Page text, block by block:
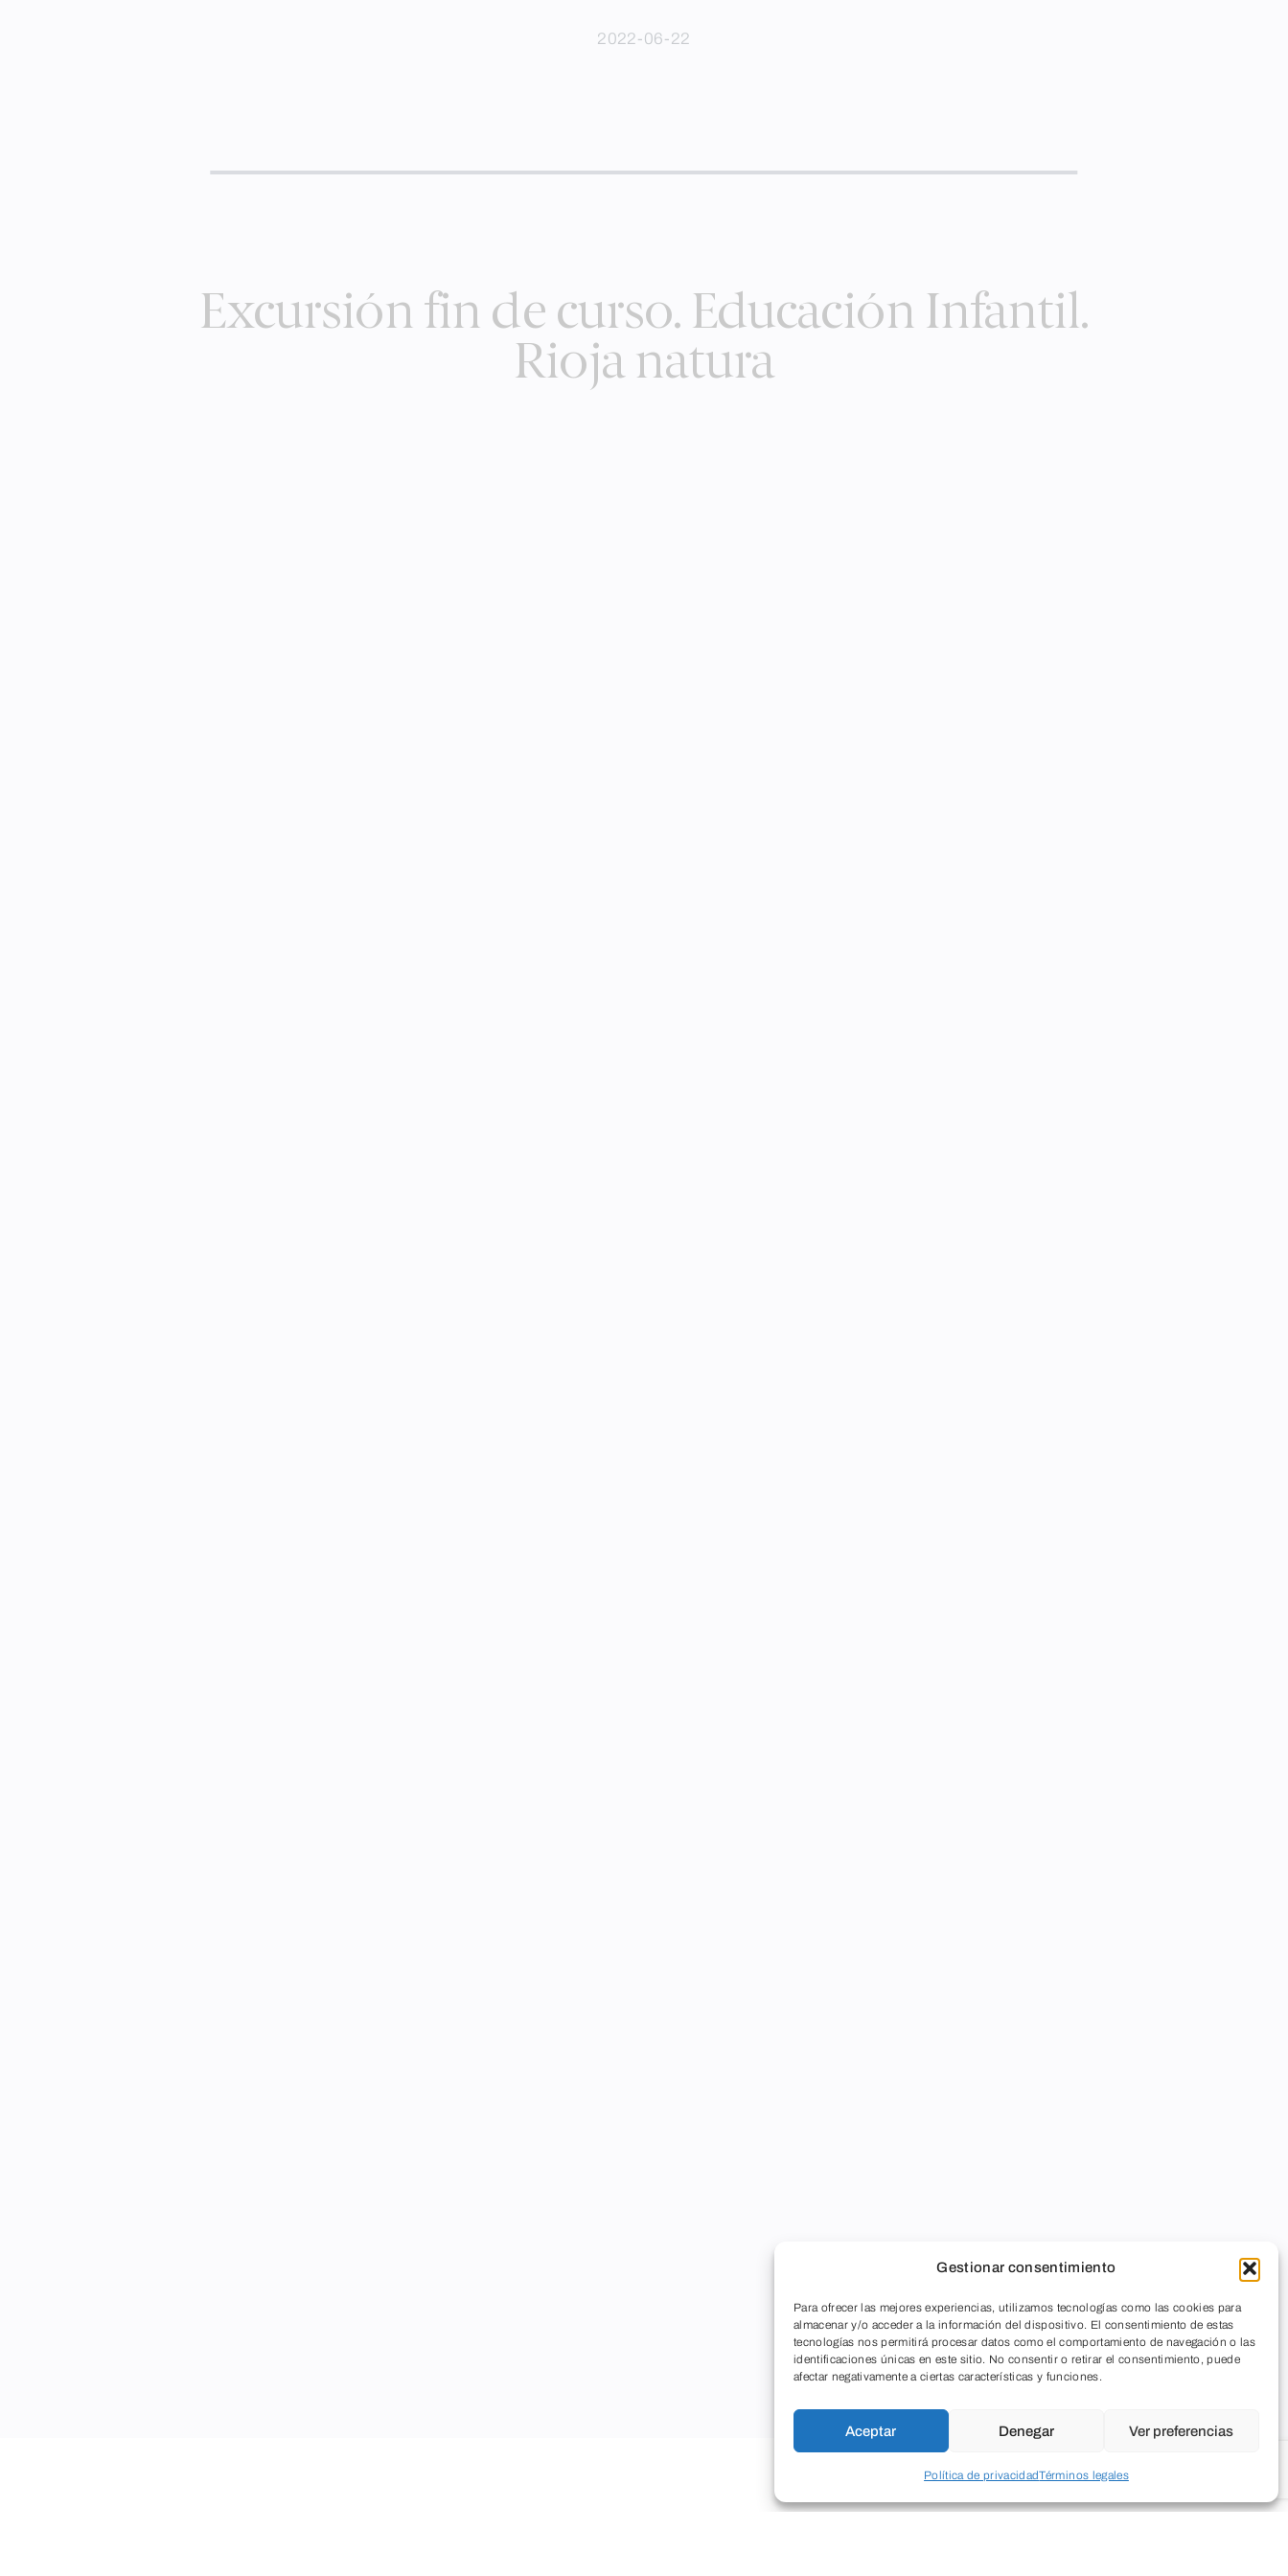
Gestionar consentimiento
Para ofrecer las mejores experiencias, utilizamos tecnologías como las cookies para
almacenar y/o acceder a la información del dispositivo. El consentimiento de estas
tecnologías nos permitirá procesar datos como el comportamiento de navegación o las
identificaciones únicas en este sitio. No consentir o retirar el consentimiento, puede
afectar negativamente a ciertas características y funciones.
Aceptar Denegar Ver preferencias
Política de privacidadTérminos legales
2022-06-22
Excursión fin de curso. Educación Infantil.
Rioja natura